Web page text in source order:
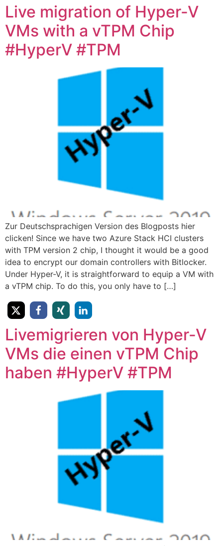
Live migration of Hyper-V
VMs with a vTPM Chip
#HyperV #TPM
Zur Deutschsprachigen Version des Blogposts hier
clicken! Since we have two Azure Stack HCI clusters
with TPM version 2 chip, I thought it would be a good
idea to encrypt our domain controllers with Bitlocker.
Under Hyper-V, it is straightforward to equip a VM with
a vTPM chip. To do this, you only have to […]
Livemigrieren von Hyper-V
VMs die einen vTPM Chip
haben #HyperV #TPM